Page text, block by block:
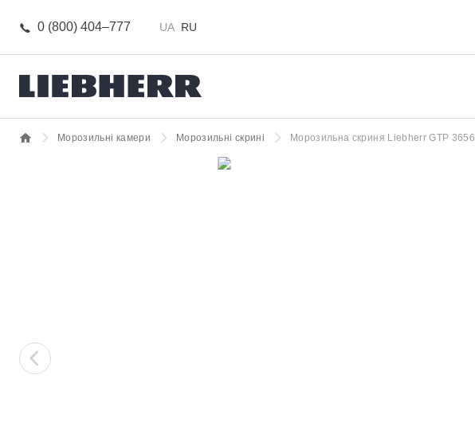
0 (800) 404–777 UA RU
Морозильні камери Морозильні скрині Морозильна скриня Liebherr GTP 3656